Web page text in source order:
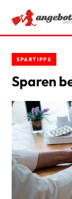
SPARTIPPS
SPARTIPPS
Sparen